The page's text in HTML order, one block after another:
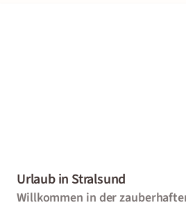
Urlaub in Stralsund
Willkommen in der